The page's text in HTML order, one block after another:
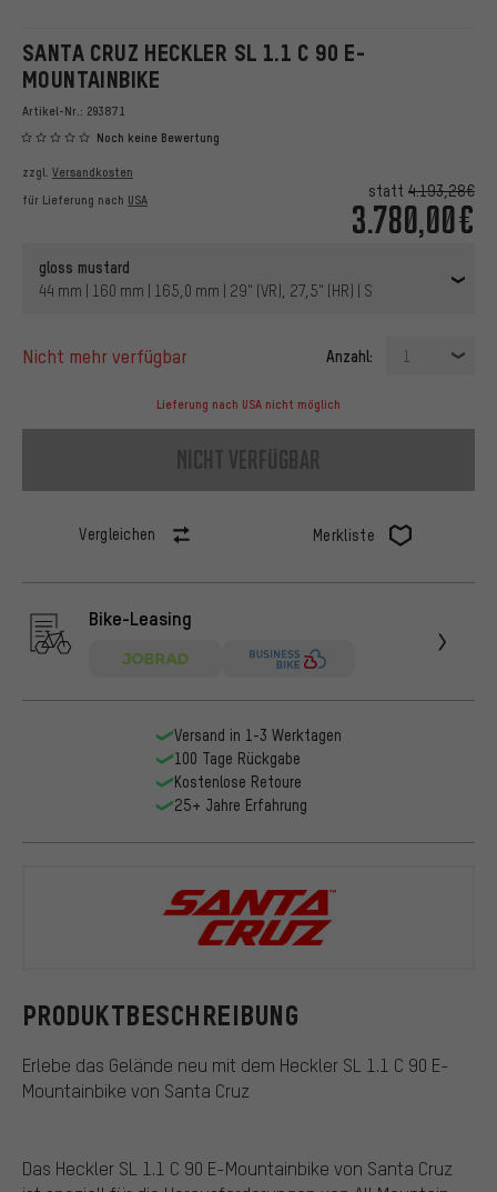
SANTA CRUZ HECKLER SL 1.1 C 90 E-
MOUNTAINBIKE
Artikel-Nr.: 293871
Noch keine Bewertung
statt 4.193,28€
3.780,00€
zzgl. Versandkosten
für Lieferung nach USA
gloss mustard
44 mm | 160 mm | 165,0 mm | 29" (VR), 27,5" (HR) | S
nicht mehr verfügbar Anzahl: 1
Lieferung nach USA nicht möglich
nicht verfügbar
Vergleichen Merkliste
PRODUKTBESCHREIBUNG
Erlebe das Gelände neu mit dem Heckler SL 1.1 C 90 E-
Mountainbike von Santa Cruz
Das Heckler SL 1.1 C 90 E-Mountainbike von Santa Cruz
Bike-Leasing
Versand in 1-3 Werktagen
100 Tage Rückgabe
Kostenlose Retoure
25+ Jahre Erfahrung